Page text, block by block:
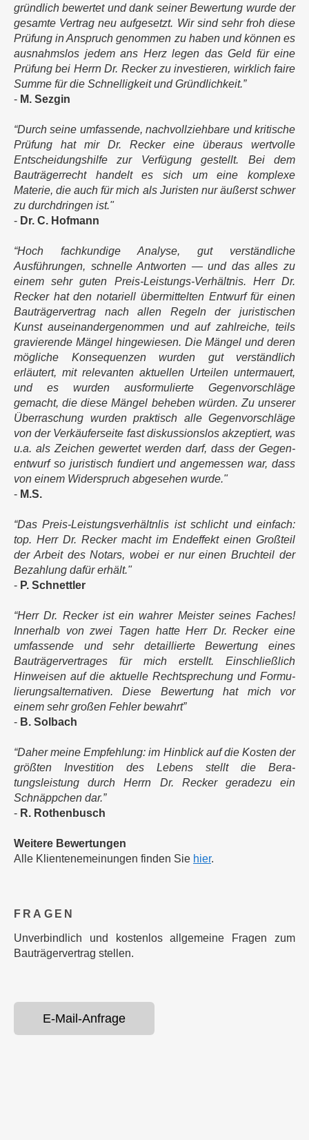
gründlich bewertet und dank seiner Bewertung wurde der
gesamte Vertrag neu aufgesetzt. Wir sind sehr froh diese
Prüfung in Anspruch genommen zu haben und können es
ausnahmslos jedem ans Herz legen das Geld für eine
Prüfung bei Herrn Dr. Recker zu investieren, wirklich faire
Summe für die Schnelligkeit und Gründlichkeit.”
- M. Sezgin
“Durch seine umfassende, nach­vollzieh­bare und kritische
Prüfung hat mir Dr. Recker eine überaus wertvolle
Entschei­dungs­hilfe zur Verfügung gestellt. Bei dem
Bauträ­ger­recht handelt es sich um eine komplexe
Materie, die auch für mich als Juristen nur äußerst schwer
zu durch­dringen ist."
- Dr. C. Hofmann
“Hoch fachkundige Analyse, gut verständliche
Ausführungen, schnelle Antworten — und das alles zu
einem sehr guten Preis-Leistungs-Verhältnis. Herr Dr.
Recker hat den notariell übermittelten Entwurf für einen
Bauträgervertrag nach allen Regeln der juristischen
Kunst ausei­nanderge­nom­men und auf zahlreiche, teils
gravierende Mängel hingewiesen. Die Mängel und deren
mögliche Konse­quenzen wurden gut verständ­lich
erläutert, mit relevanten aktu­ellen Urteilen untermauert,
und es wurden aus­for­mulierte Gegen­vorschläge
gemacht, die diese Mängel beheben würden. Zu unserer
Überraschung wurden praktisch alle Gegen­vorschläge
von der Verkäufer­seite fast diskus­sionslos akzeptiert, was
u.a. als Zeichen gewertet werden darf, dass der Gegen­
entwurf so juristisch fundiert und ange­messen war, dass
von einem Wider­spruch abgesehen wurde."
- M.S.
“Das Preis-Leistungs­verhältnlis ist schlicht und einfach:
top. Herr Dr. Recker macht im End­ef­fekt einen Großteil
der Arbeit des Notars, wobei er nur einen Bruch­teil der
Bezah­lung dafür erhält."
- P. Schnettler
“Herr Dr. Recker ist ein wahrer Meister seines Faches!
Innerhalb von zwei Tagen hatte Herr Dr. Recker eine
umfas­sende und sehr detail­lierte Bewertung eines
Bauträger­vertrages für mich erstellt. Einschließ­lich
Hinweisen auf die aktuelle Recht­sprechung und Formu­
lierungs­alterna­tiven. Diese Bewer­tung hat mich vor
einem sehr großen Fehler bewahrt”
- B. Solbach
“Daher meine Empfehlung: im Hin­blick auf die Kosten der
größ­ten Investition des Lebens stellt die Bera­
tungsleistung durch Herrn Dr. Recker gera­dezu ein
Schnäppchen dar.”
- R. Rothenbusch
Weitere Bewertungen
Alle Klientenemeinungen finden Sie hier.
FRA­GEN
Unverbindlich und kostenlos allge­meine Fragen zum
Bau­träger­vertrag stellen.
E-Mail-Anfrage